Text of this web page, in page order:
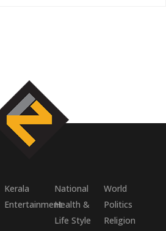
Kerala National
World
EntertainmentHealth &
Life Style
Politics
Religion